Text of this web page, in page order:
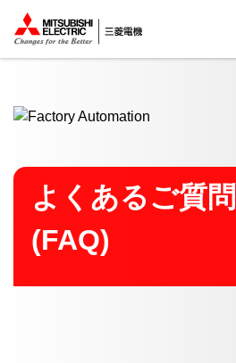
ここから本文
よくあるご質問
(FAQ)